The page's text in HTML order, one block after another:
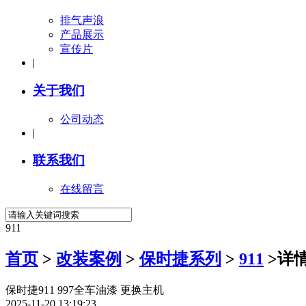
排气声浪
产品展示
宣传片
|
关于我们
公司动态
|
联系我们
在线留言
911
首页 > 改装案例 >保时捷系列 > 911 >详
保时捷911 997全车油漆 更换主机
2025-11-20 13:19:23